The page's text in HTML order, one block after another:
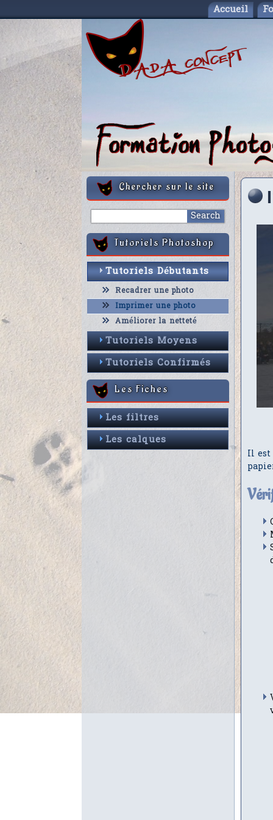
Accueil
Chercher sur le site
Tutoriels Photoshop
Tutoriels Débutants
Recadrer une photo
Imprimer une photo
Améliorer la netteté
Tutoriels Moyens
Tutoriels Confirmés
Les Fiches
Les filtres
Les calques
Il est